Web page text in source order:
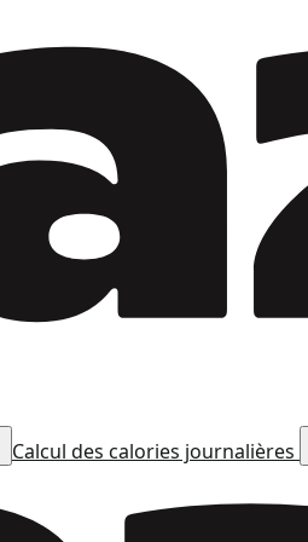
Calcul des calories journalières